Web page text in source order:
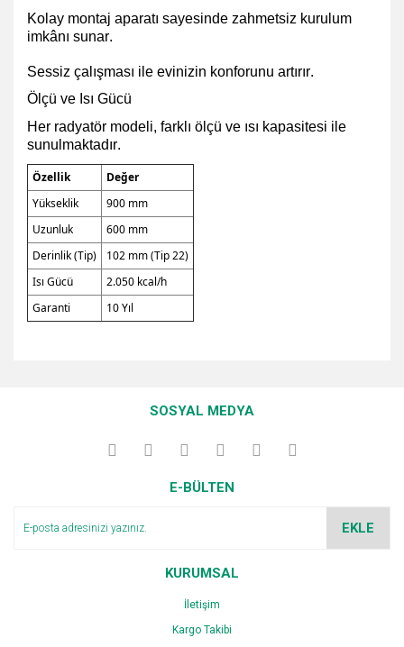
Kolay montaj aparatı sayesinde zahmetsiz kurulum
imkânı sunar.
Sessiz çalışması ile evinizin konforunu artırır.
Ölçü ve Isı Gücü
Her radyatör modeli, farklı ölçü ve ısı kapasitesi ile
sunulmaktadır.
Özellik
Değer
Yükseklik
900 mm
Uzunluk
600 mm
Derinlik (Tip)
102 mm (Tip 22)
Isı Gücü
2.050 kcal/h
Garanti
10 Yıl
Yorum Yaz
Görüş ve önerileriniz için teşekkür ederiz.
Ürün açıklamasında eksik bilgiler bulunuyor.
Bu ürüne benzer farklı alternatifler olmalı.
SOSYAL MEDYA
E-BÜLTEN
EKLE
KURUMSAL
İletişim
Kargo Takibi